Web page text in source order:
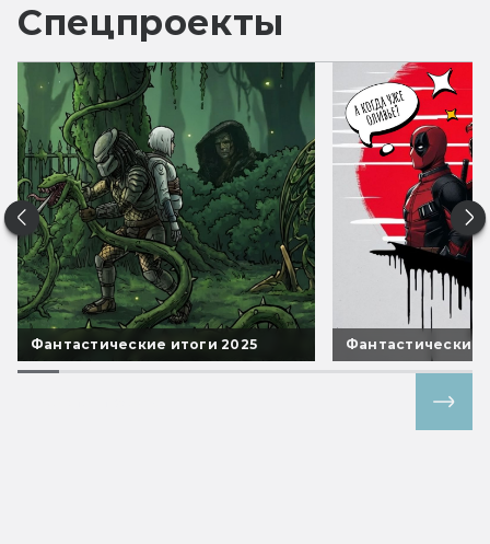
Спецпроекты
Фантастические итоги 2025 Фантастические